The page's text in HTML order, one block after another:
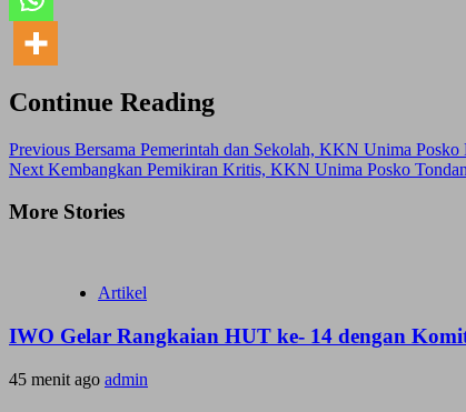
Continue Reading
Previous Bersama Pemerintah dan Sekolah, KKN Unima Posko
Next Kembangkan Pemikiran Kritis, KKN Unima Posko
More Stories
Artikel
IWO Gelar Rangkaian HUT ke- 14 dengan
45 menit ago admin